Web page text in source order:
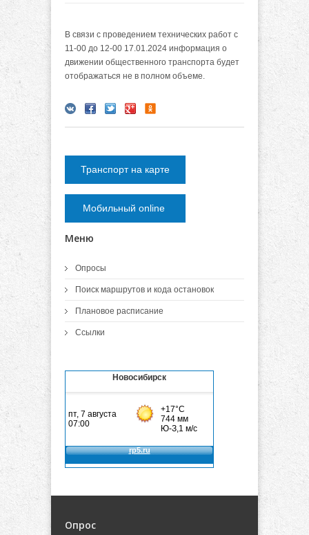
В связи с проведением технических работ с
11-00 до 12-00 17.01.2024 информация о
движении общественного транспорта будет
отображаться не в полном объеме.
Транспорт на карте
Мобильный online
Меню
Опросы
Поиск маршрутов и кода остановок
Плановое расписание
Ссылки
Новосибирск
Опрос